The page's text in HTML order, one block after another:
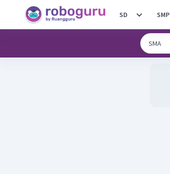
SD SMP